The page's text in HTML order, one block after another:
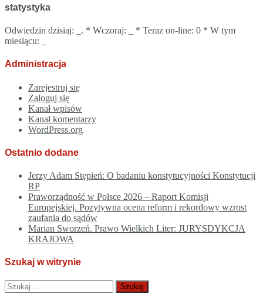
statystyka
Odwiedzin dzisiaj: . * Wczoraj:
* Teraz on-line: 0 * W tym
miesiącu:
Administracja
Zarejestruj się
Zaloguj się
Kanał wpisów
Kanał komentarzy
WordPress.org
Ostatnio dodane
Jerzy Adam Stępień: O badaniu konstytucyjności Konstytucji
RP
Praworządność w Polsce 2026 – Raport Komisji
Europejskiej. Pozytywna ocena reform i rekordowy wzrost
zaufania do sądów
Marian Sworzeń. Prawo Wielkich Liter: JURYSDYKCJA
KRAJOWA
Szukaj w witrynie
Szukaj: